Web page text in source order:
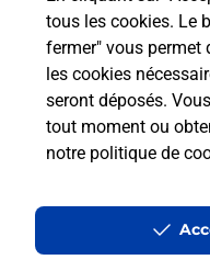
tous les cookies. Le
fermer" vous permet
les cookies
seront déposés.
tout moment ou
notre politique de
GENNEVILLIERS PPDC
Accessibilité :